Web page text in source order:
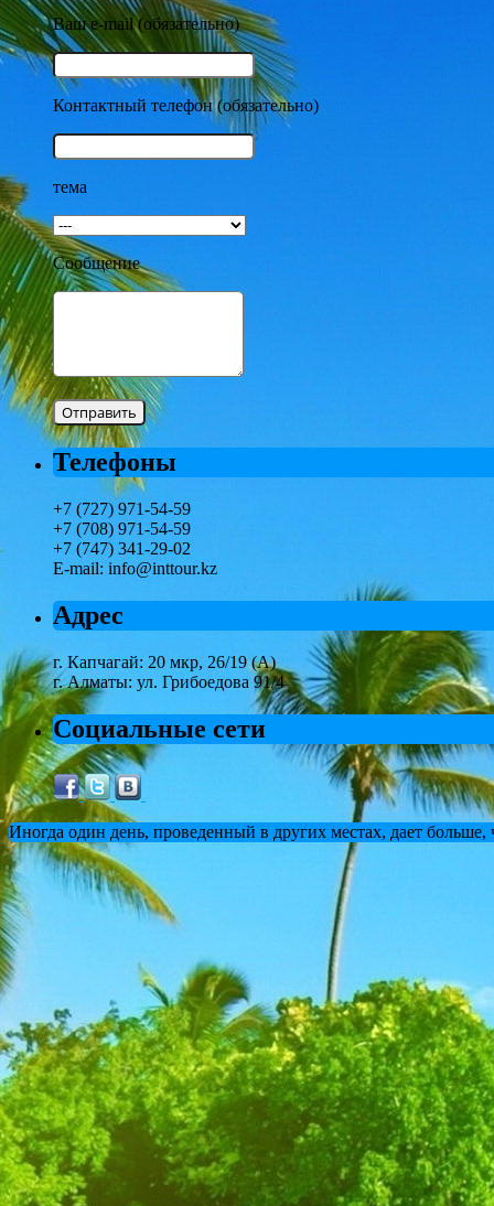
Ваш e-mail (обязательно)
Контактный телефон (обязательно)
тема
Сообщение
Телефоны
+7 (727) 971-54-59
+7 (708) 971-54-59
+7 (747) 341-29-02
E-mail: info@inttour.kz
Адрес
г. Капчагай: 20 мкр, 26/19 (А)
г. Алматы: ул. Грибоедова 91/4
Социальные сети
Иногда один день, проведенный в других местах, дает